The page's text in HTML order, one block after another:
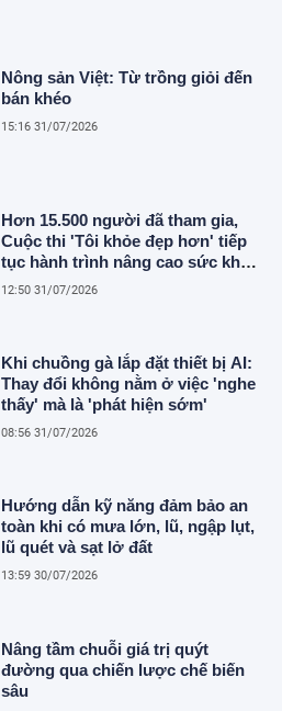
Nông sản Việt: Từ trồng giỏi đến
bán khéo
15:16 31/07/2026
Hơn 15.500 người đã tham gia,
Cuộc thi 'Tôi khỏe đẹp hơn' tiếp
tục hành trình nâng cao sức khỏe
người Việt
12:50 31/07/2026
Khi chuồng gà lắp đặt thiết bị AI:
Thay đổi không nằm ở việc 'nghe
thấy' mà là 'phát hiện sớm'
08:56 31/07/2026
Hướng dẫn kỹ năng đảm bảo an
toàn khi có mưa lớn, lũ, ngập lụt,
lũ quét và sạt lở đất
13:59 30/07/2026
Nâng tầm chuỗi giá trị quýt
đường qua chiến lược chế biến
sâu